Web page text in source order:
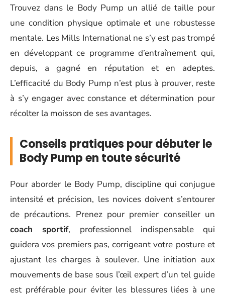
Trouvez dans le Body Pump un allié de taille pour
une condition physique optimale et une robustesse
mentale. Les Mills International ne s’y est pas trompé
en développant ce programme d’entraînement qui,
depuis, a gagné en réputation et en adeptes.
L’efficacité du Body Pump n’est plus à prouver, reste
à s’y engager avec constance et détermination pour
récolter la moisson de ses avantages.
Conseils pratiques pour débuter le
Body Pump en toute sécurité
Pour aborder le Body Pump, discipline qui conjugue
intensité et précision, les novices doivent s’entourer
de précautions. Prenez pour premier conseiller un
coach sportif, professionnel indispensable qui
guidera vos premiers pas, corrigeant votre posture et
ajustant les charges à soulever. Une initiation aux
mouvements de base sous l’œil expert d’un tel guide
est préférable pour éviter les blessures liées à une